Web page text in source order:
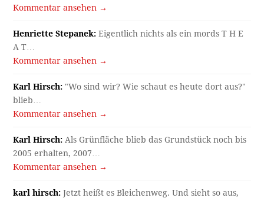
Kommentar ansehen →
Henriette Stepanek: Eigentlich nichts als ein mords T H E
A T…
Kommentar ansehen →
Karl Hirsch: "Wo sind wir? Wie schaut es heute dort aus?"
blieb…
Kommentar ansehen →
Karl Hirsch: Als Grünfläche blieb das Grundstück noch bis
2005 erhalten, 2007…
Kommentar ansehen →
karl hirsch: Jetzt heißt es Bleichenweg. Und sieht so aus,